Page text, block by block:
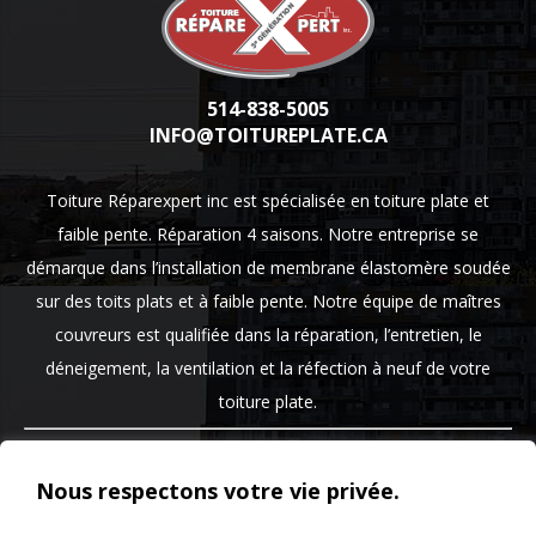
514-838-5005
INFO@TOITUREPLATE.CA
Toiture Réparexpert inc est spécialisée en toiture plate et
faible pente. Réparation 4 saisons. Notre entreprise se
démarque dans l’installation de membrane élastomère soudée
sur des toits plats et à faible pente. Notre équipe de maîtres
couvreurs est qualifiée dans la réparation, l’entretien, le
déneigement, la ventilation et la réfection à neuf de votre
toiture plate.
Thérèse, St-Eustache
Nous respectons votre vie privée.